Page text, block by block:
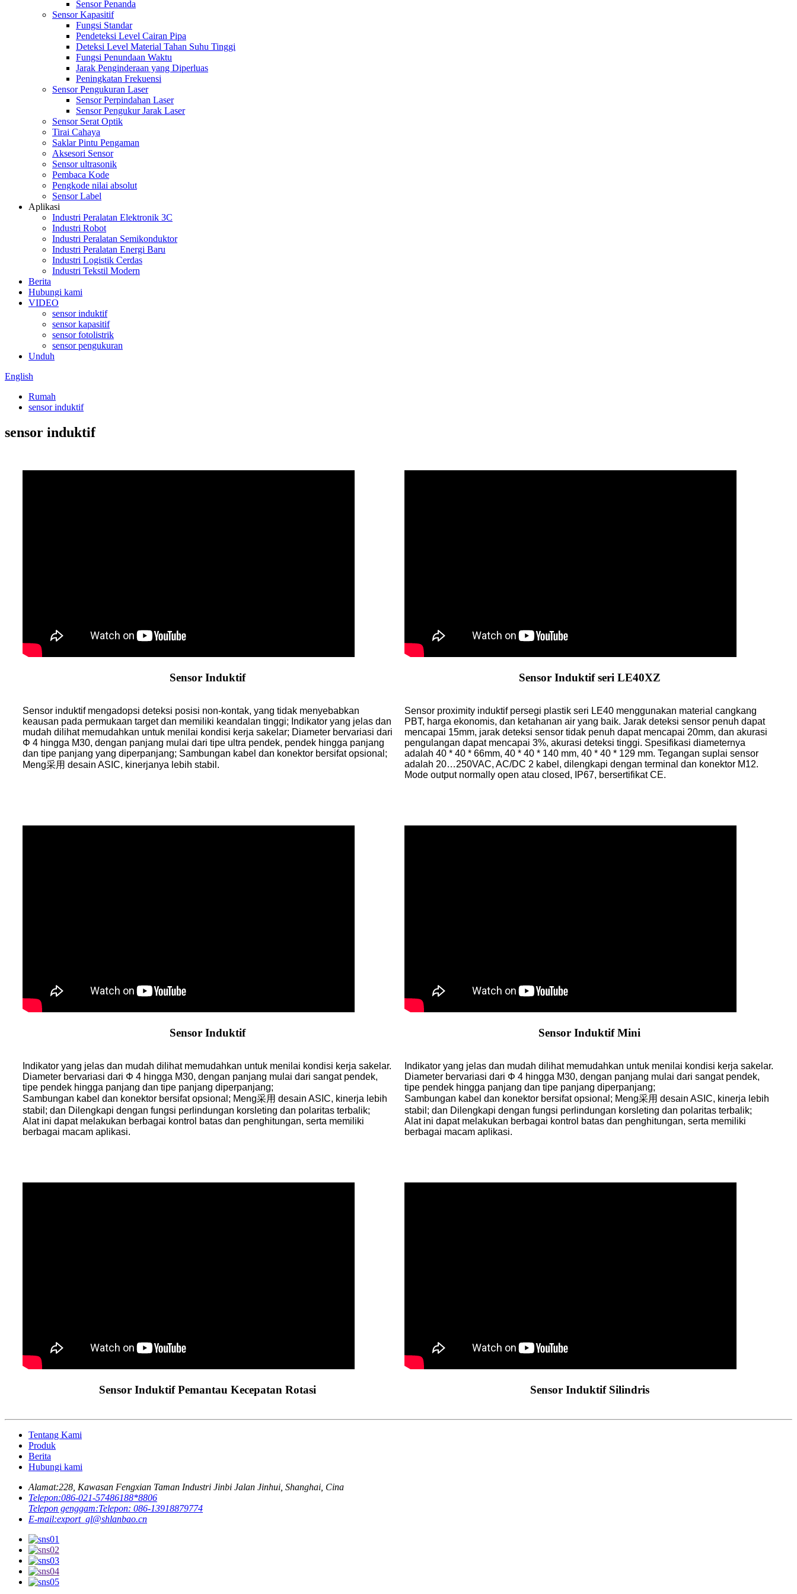
Sensor Penanda
Sensor Kapasitif
Fungsi Standar
Pendeteksi Level Cairan Pipa
Deteksi Level Material Tahan Suhu Tinggi
Fungsi Penundaan Waktu
Jarak Penginderaan yang Diperluas
Peningkatan Frekuensi
Sensor Pengukuran Laser
Sensor Perpindahan Laser
Sensor Pengukur Jarak Laser
Sensor Serat Optik
Tirai Cahaya
Saklar Pintu Pengaman
Aksesori Sensor
Sensor ultrasonik
Pembaca Kode
Pengkode nilai absolut
Sensor Label
Aplikasi
Industri Peralatan Elektronik 3C
Industri Robot
Industri Peralatan Semikonduktor
Industri Peralatan Energi Baru
Industri Logistik Cerdas
Industri Tekstil Modern
Berita
Hubungi kami
VIDEO
sensor induktif
sensor kapasitif
sensor fotolistrik
sensor pengukuran
Unduh
English
Rumah
sensor induktif
sensor induktif
Sensor Induktif
Sensor induktif mengadopsi deteksi posisi non-kontak, yang tidak menyebabkan
keausan pada permukaan target dan memiliki keandalan tinggi; Indikator yang jelas dan
mudah dilihat memudahkan untuk menilai kondisi kerja sakelar; Diameter bervariasi dari
Φ 4 hingga M30, dengan panjang mulai dari tipe ultra pendek, pendek hingga panjang
dan tipe panjang yang diperpanjang; Sambungan kabel dan konektor bersifat opsional;
Meng采用 desain ASIC, kinerjanya lebih stabil.
Sensor Induktif seri LE40XZ
Sensor proximity induktif persegi plastik seri LE40 menggunakan material cangkang
PBT, harga ekonomis, dan ketahanan air yang baik. Jarak deteksi sensor penuh dapat
mencapai 15mm, jarak deteksi sensor tidak penuh dapat mencapai 20mm, dan akurasi
pengulangan dapat mencapai 3%, akurasi deteksi tinggi. Spesifikasi diameternya
adalah 40 * 40 * 66mm, 40 * 40 * 140 mm, 40 * 40 * 129 mm. Tegangan suplai sensor
adalah 20…250VAC, AC/DC 2 kabel, dilengkapi dengan terminal dan konektor M12.
Mode output normally open atau closed, IP67, bersertifikat CE.
Sensor Induktif
Indikator yang jelas dan mudah dilihat memudahkan untuk menilai kondisi kerja sakelar.
Diameter bervariasi dari Φ 4 hingga M30, dengan panjang mulai dari sangat pendek,
tipe pendek hingga panjang dan tipe panjang diperpanjang;
Sambungan kabel dan konektor bersifat opsional; Meng采用 desain ASIC, kinerja lebih
stabil; dan Dilengkapi dengan fungsi perlindungan korsleting dan polaritas terbalik;
Alat ini dapat melakukan berbagai kontrol batas dan penghitungan, serta memiliki
berbagai macam aplikasi.
Sensor Induktif Mini
Indikator yang jelas dan mudah dilihat memudahkan untuk menilai kondisi kerja sakelar.
Diameter bervariasi dari Φ 4 hingga M30, dengan panjang mulai dari sangat pendek,
tipe pendek hingga panjang dan tipe panjang diperpanjang;
Sambungan kabel dan konektor bersifat opsional; Meng采用 desain ASIC, kinerja lebih
stabil; dan Dilengkapi dengan fungsi perlindungan korsleting dan polaritas terbalik;
Alat ini dapat melakukan berbagai kontrol batas dan penghitungan, serta memiliki
berbagai macam aplikasi.
Sensor Induktif Pemantau Kecepatan Rotasi Sensor Induktif Silindris
Tentang Kami
Produk
Berita
Hubungi kami
Alamat:228, Kawasan Fengxian Taman Industri Jinbi Jalan Jinhui, Shanghai, Cina
Telepon:086-021-57486188*8806
Telepon genggam:Telepon: 086-13918879774
E-mail:export_gl@shlanbao.cn